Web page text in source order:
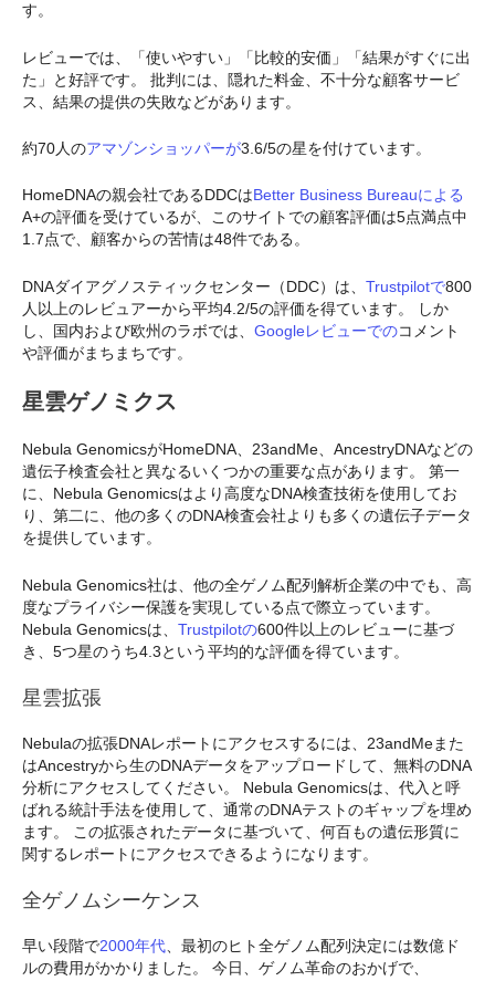
す。
レビューでは、「使いやすい」「比較的安価」「結果がすぐに出
た」と好評です。 批判には、隠れた料金、不十分な顧客サービ
ス、結果の提供の失敗などがあります。
約70人のアマゾンショッパーが3.6/5の星を付けています。
HomeDNAの親会社であるDDCはBetter Business Bureauによる
A+の評価を受けているが、このサイトでの顧客評価は5点満点中
1.7点で、顧客からの苦情は48件である。
DNAダイアグノスティックセンター（DDC）は、 Trustpilotで800
人以上のレビュアーから平均4.2/5の評価を得ています。 しか
し、国内および欧州のラボでは、 Googleレビューでのコメント
や評価がまちまちです。
星雲ゲノミクス
Nebula GenomicsがHomeDNA、23andMe、AncestryDNAなどの
遺伝子検査会社と異なるいくつかの重要な点があります。 第一
に、Nebula Genomicsはより高度なDNA検査技術を使用してお
り、第二に、他の多くのDNA検査会社よりも多くの遺伝子データ
を提供しています。
Nebula Genomics社は、他の全ゲノム配列解析企業の中でも、高
度なプライバシー保護を実現している点で際立っています。
Nebula Genomicsは、 Trustpilotの600件以上のレビューに基づ
き、5つ星のうち4.3という平均的な評価を得ています。
星雲拡張
Nebulaの拡張DNAレポートにアクセスするには、23andMeまた
はAncestryから生のDNAデータをアップロードして、無料のDNA
分析にアクセスしてください。 Nebula Genomicsは、代入と呼
ばれる統計手法を使用して、通常のDNAテストのギャップを埋め
ます。 この拡張されたデータに基づいて、何百もの遺伝形質に
関するレポートにアクセスできるようになります。
全ゲノムシーケンス
早い段階で2000年代、最初のヒト全ゲノム配列決定には数億ド
ルの費用がかかりました。 今日、ゲノム革命のおかげで、